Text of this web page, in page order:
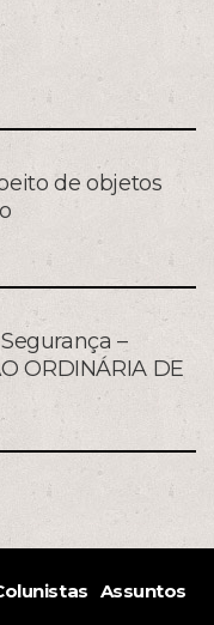
de objetos
–
ORDINÁRIA DE
Assuntos